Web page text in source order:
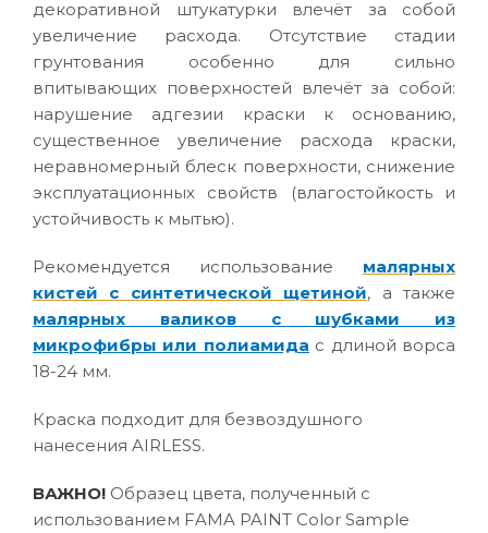
декоративной штукатурки влечёт за собой
увеличение расхода. Отсутствие стадии
грунтования особенно для сильно
впитывающих поверхностей влечёт за собой:
нарушение адгезии краски к основанию,
существенное увеличение расхода краски,
неравномерный блеск поверхности, снижение
эксплуатационных свойств (влагостойкость и
устойчивость к мытью).
Рекомендуется использование малярных
кистей с синтетической щетиной, а также
малярных валиков с шубками из
микрофибры или полиамида с длиной ворса
18-24 мм.
Краска подходит для безвоздушного
нанесения AIRLESS.
ВАЖНО! Образец цвета, полученный с
использованием FAMA PAINT Color Sample